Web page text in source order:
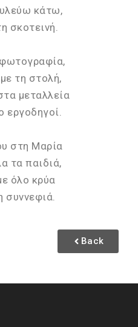
κάτω,
σκοτεινή.
τη στολή,
μεταλλεία
εργοδηγοί.
στη Μαρία
τα παιδιά,
όλο κρύα
συννεφιά.
Back